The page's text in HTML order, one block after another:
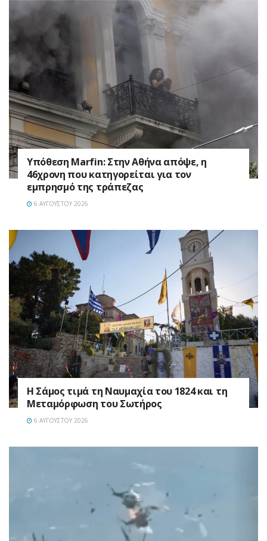
Υπόθεση Marfin: Στην Αθήνα απόψε, η
46χρονη που κατηγορείται για τον
εμπρησμό της τράπεζας
6 ΑΥΓΟΎΣΤΟΥ 2026
Η Σάμος τιμά τη Ναυμαχία του 1824 και τη
Μεταμόρφωση του Σωτήρος
6 ΑΥΓΟΎΣΤΟΥ 2026